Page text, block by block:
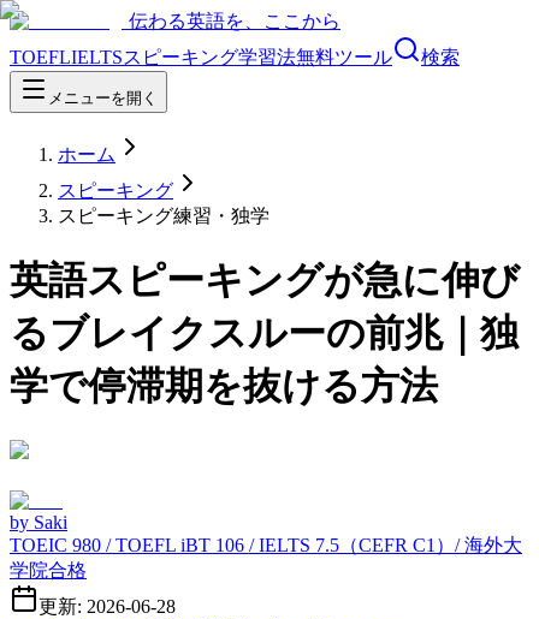
伝わる英語を、ここから
TOEFLIELTSスピーキング学習法無料ツール 検索
メニューを開く
ホーム
スピーキング
スピーキング練習・独学
英語スピーキングが急に伸び
るブレイクスルーの前兆｜独
学で停滞期を抜ける方法
by Saki
TOEIC 980 / TOEFL iBT 106 / IELTS 7.5（CEFR C1）/ 海外大
学院合格
更新: 2026-06-28